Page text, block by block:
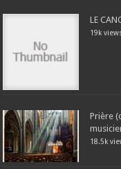
LE
19k
Prière
18.5k